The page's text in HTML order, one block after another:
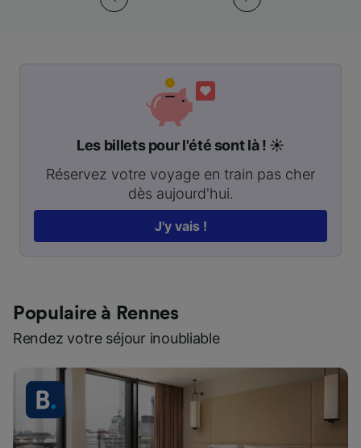
Les billets pour l'été sont là ! ☀️
Réservez votre voyage en train pas cher
dès aujourd'hui.
J'y vais !
Populaire à Rennes
Rendez votre séjour inoubliable